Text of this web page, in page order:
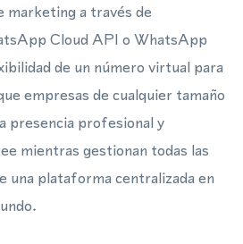
marketing a través de
Cloud API o WhatsApp
de un número virtual para
empresas de cualquier tamaño
presencia profesional y
mientras gestionan todas las
una plataforma centralizada en